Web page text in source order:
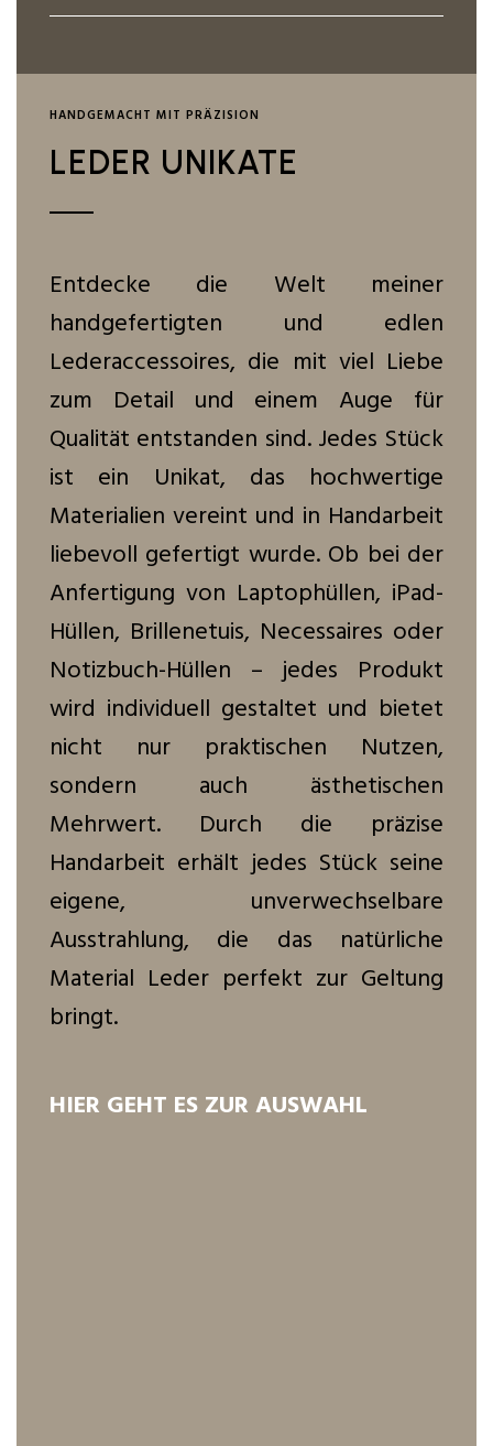
HANDGEMACHT MIT PRÄZISION
LEDER UNIKATE
Entdecke die Welt meiner
handgefertigten und edlen
Lederaccessoires, die mit viel Liebe
zum Detail und einem Auge für
Qualität entstanden sind. Jedes Stück
ist ein Unikat, das hochwertige
Materialien vereint und in Handarbeit
liebevoll gefertigt wurde. Ob bei der
Anfertigung von Laptophüllen, iPad-
Hüllen, Brillenetuis, Necessaires oder
Notizbuch-Hüllen – jedes Produkt
wird individuell gestaltet und bietet
nicht nur praktischen Nutzen,
sondern auch ästhetischen
Mehrwert. Durch die präzise
Handarbeit erhält jedes Stück seine
eigene, unverwechselbare
Ausstrahlung, die das natürliche
Material Leder perfekt zur Geltung
bringt.
HIER GEHT ES ZUR AUSWAHL